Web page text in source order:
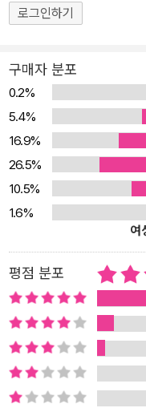
서 30만 원에 거래, 수많은 독자들의 요청으로 5년 만에 재출간! 『백
판된 뒤 뒤늦게 사람들 사
기업가’들의 필수 교과서
이다. 때문에 독자들의 항의와 요청
요? 지금 파주로 갈 테니
30만 원에 거래되고 있는
있어서요. 지금 이 책 불법
금 전화받는 분이 이 책 갖
제본을 해서 판매하는 곳이
해 회사 차원에서 법적 조
책 하나가 출판사에 미친
헤매는 사람들은 누구일까? 왜
재미삼아 재테크삼아 부동
동산 강연으로 월 1천 만
로그인하기
구매자 분포
0.2%
5.4%
16.9%
26.5%
10.5%
1.6%
여
평점 분포